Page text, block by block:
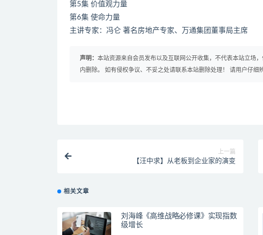
第5集 价值观力量
第6集 使命力量
主讲专家：冯仑 著名房地产专家、万通集团董事局主席
声明： 本站资源来自会员发布以及互联网公开收集，不代表本站立场
内删除。 如有侵权争议、不妥之处请联系本站删除处理！ 请用户仔细
上一篇
【汪中求】从老板到企业家的演变
相关文章
刘海峰《高维战略必修课》实现指数
级增长